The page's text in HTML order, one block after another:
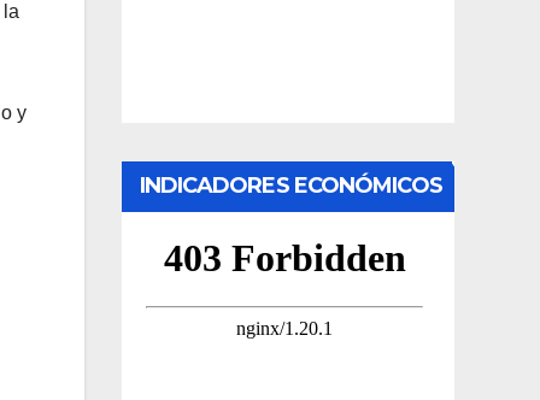
y
INDICADORES ECONÓMICOS